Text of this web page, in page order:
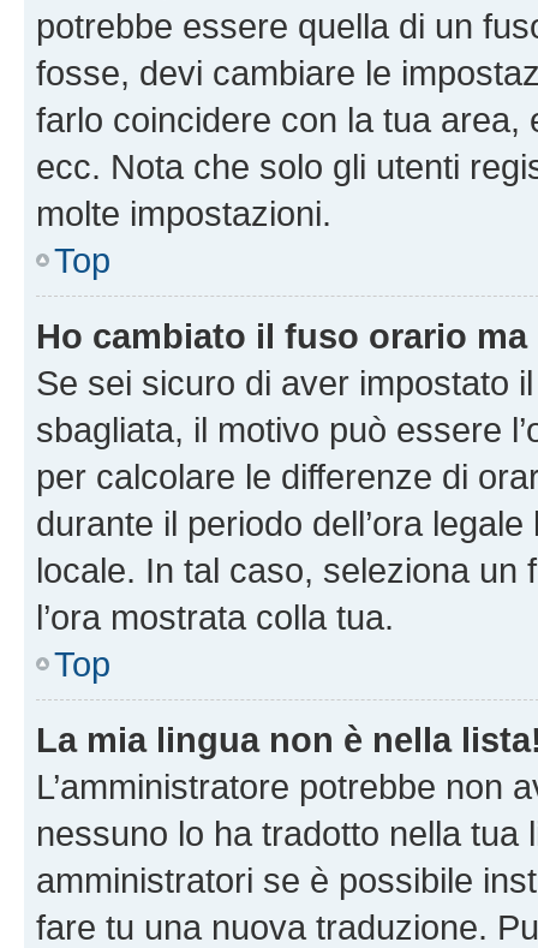
potrebbe essere quella di un
fosse, devi cambiare le
farlo coincidere con la tua area,
ecc. Nota che solo gli utenti
molte impostazioni.
Top
Ho cambiato il fuso orario ma
Se sei sicuro di aver impostato
sbagliata, il motivo può essere
per calcolare le differenze di
durante il periodo dell’ora
locale. In tal caso, seleziona
l’ora mostrata colla tua.
Top
La mia lingua non è nella
L’amministratore potrebbe non
nessuno lo ha tradotto nella tua
amministratori se è possibile
fare tu una nuova traduzione.